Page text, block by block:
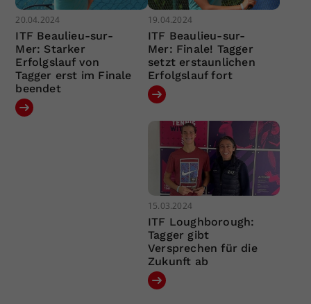
20.04.2024
ITF Beaulieu-sur-
Mer: Starker
Erfolgslauf von
Tagger erst im Finale
beendet
19.04.2024
ITF Beaulieu-sur-
Mer: Finale! Tagger
setzt erstaunlichen
Erfolgslauf fort
15.03.2024
ITF Loughborough:
Tagger gibt
Versprechen für die
Zukunft ab